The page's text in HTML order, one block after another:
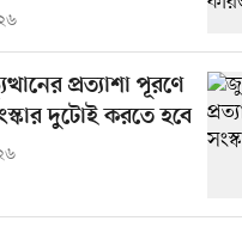
প্রত্যাশা পূরণে
দুটোই করতে হবে